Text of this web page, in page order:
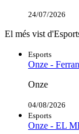
24/07/2026
El més vist
Esports
Onze -
Onze
04/08/2026
Esports
Onze - EL